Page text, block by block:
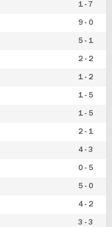
1 - 7
9 - 0
5 - 1
2 - 2
1 - 2
1 - 5
1 - 5
2 - 1
4 - 3
0 - 5
5 - 0
4 - 2
3 - 3